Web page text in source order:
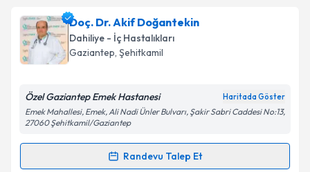
takvim hazırlandığında e-posta ile bilgilendireceğiz.
E-posta Adresiniz
Kişisel verilerimin işlenmesine ilişkinAydınlatma
'ni okudum ve kişisel verilerimin belirtilen
kapsamda işlenmesini kabul ediyorum.
Doç. Dr. Akif Doğantekin
Dahiliye - İç Hastalıkları
Gaziantep, Şehitkamil
Özel Gaziantep Emek Hastanesi Haritada Göster
Emek Mahallesi, Emek, Ali Nadi Ünler Bulvarı, Şakir Sabri Caddesi No:13,
27060 Şehitkamil/Gaziantep
Randevu Talep Et
Randevu Takvimi Talebi